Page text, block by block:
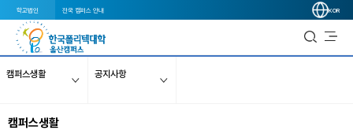
학교법인 전국 캠퍼스 안내 KOR
캠퍼스생활 공지사항
캠퍼스생활